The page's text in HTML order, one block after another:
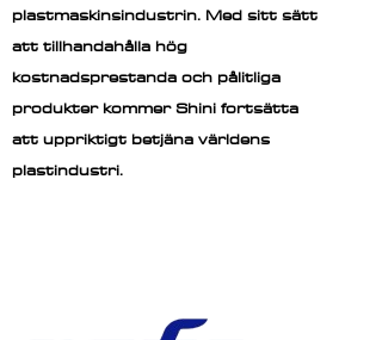
plastmaskinsindustrin. Med sitt sätt
att tillhandahålla hög
kostnadsprestanda och pålitliga
produkter kommer Shini fortsätta
att uppriktigt betjäna världens
plastindustri.